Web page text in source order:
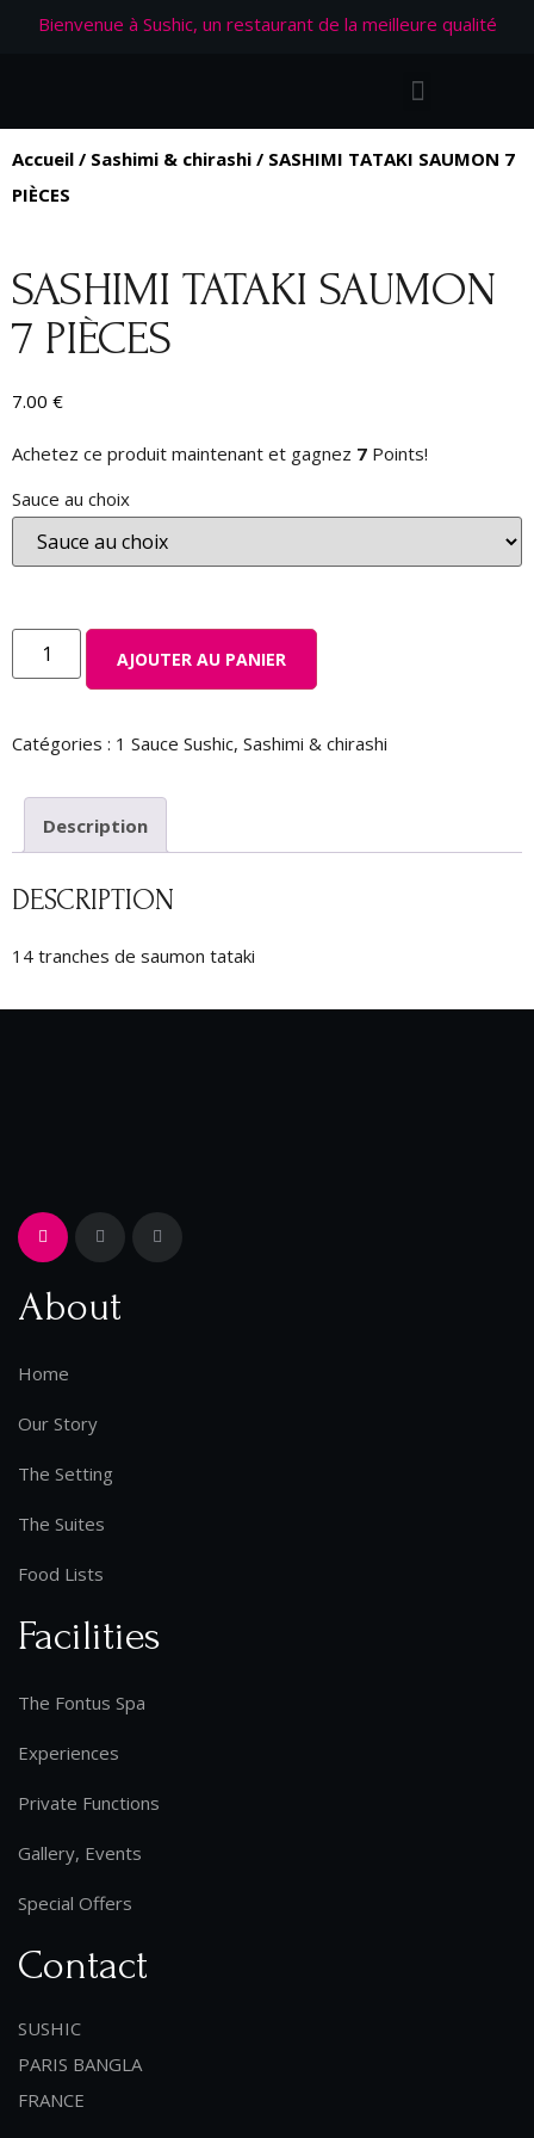
Bienvenue à Sushic, un restaurant de la meilleure qualité
Accueil / Sashimi & chirashi / SASHIMI TATAKI SAUMON 7
PIÈCES
SASHIMI TATAKI SAUMON
7 PIÈCES
7.00 €
Achetez ce produit maintenant et gagnez 7 Points!
Sauce au choix
AJOUTER AU PANIER
Catégories : 1 Sauce Sushic, Sashimi & chirashi
Description
DESCRIPTION
14 tranches de saumon tataki
About
Home
Our Story
The Setting
The Suites
Food Lists
Facilities
The Fontus Spa
Experiences
Private Functions
Gallery, Events
Special Offers
Contact
SUSHIC
PARIS BANGLA
FRANCE